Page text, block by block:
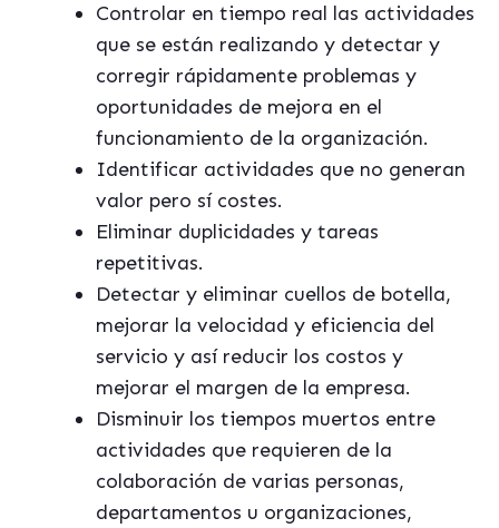
Controlar en tiempo real las actividades
que se están realizando y detectar y
corregir rápidamente problemas y
oportunidades de mejora en el
funcionamiento de la organización.
Identificar actividades que no generan
valor pero sí costes.
Eliminar duplicidades y tareas
repetitivas.
Detectar y eliminar cuellos de botella,
mejorar la velocidad y eficiencia del
servicio y así reducir los costos y
mejorar el margen de la empresa.
Disminuir los tiempos muertos entre
actividades que requieren de la
colaboración de varias personas,
departamentos u organizaciones,